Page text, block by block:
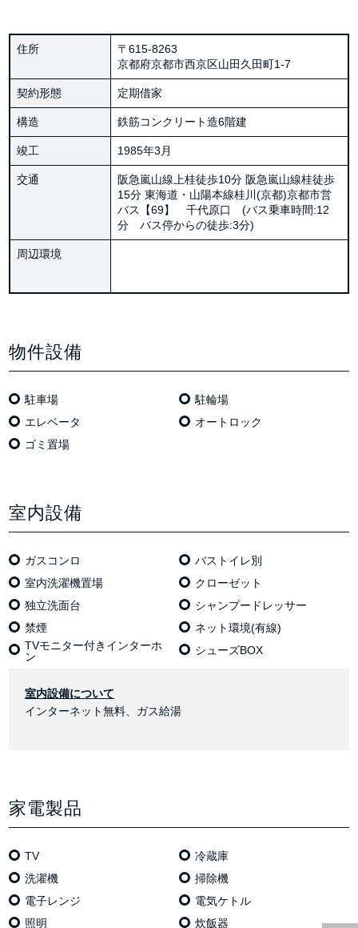
住所
〒615-8263
京都府京都市西京区山田久田町1-7
契約形態 定期借家
構造 鉄筋コンクリート造6階建
竣工 1985年3月
交通
阪急嵐山線上桂徒歩10分 阪急嵐山線桂徒歩
15分 東海道・山陽本線桂川(京都)京都市営
バス【69】 千代原口 (バス乗車時間:12
分 バス停からの徒歩:3分)
周辺環境
物件設備
駐車場
駐輪場
エレベータ
オートロック
ゴミ置場
室内設備
ガスコンロ
バストイレ別
室内洗濯機置場
クローゼット
独⽴洗⾯台
シャンプードレッサー
禁煙
ネット環境(有線)
TVモニター付きインターホ
ン
シューズBOX
室内設備について
インターネット無料、ガス給湯
家電製品
TV
冷蔵庫
洗濯機
掃除機
電⼦レンジ
電気ケトル
照明
炊飯器